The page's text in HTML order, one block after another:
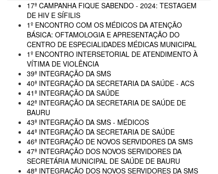
17ª CAMPANHA FIQUE SABENDO - 2024: TESTAGEM
DE HIV E SÍFILIS
1º ENCONTRO COM OS MÉDICOS DA ATENÇÃO
BÁSICA: OFTAMOLOGIA E APRESENTAÇÃO DO
CENTRO DE ESPECIALIDADES MÉDICAS MUNICIPAL
1º ENCONTRO INTERSETORIAL DE ATENDIMENTO À
VÍTIMA DE VIOLÊNCIA
39ª INTEGRAÇÃO DA SMS
40ª INTEGRAÇÃO DA SECRETARIA DA SAÚDE - ACS
41ª INTEGRAÇÃO DA SAÚDE
42ª INTEGRAÇÃO DA SECRETARIA DE SAÚDE DE
BAURU
43ª INTEGRAÇÃO DA SMS - MÉDICOS
44ª INTEGRAÇÃO DA SECRETARIA DE SAÚDE
46ª INTEGRAÇÃO DE NOVOS SERVIDORES DA SMS
47ª INTEGRAÇÃO DOS NOVOS SERVIDORES DA
SECRETÁRIA MUNICIPAL DE SAÚDE DE BAURU
48ª INTEGRAÇÃO DOS NOVOS SERVIDORES DA SMS